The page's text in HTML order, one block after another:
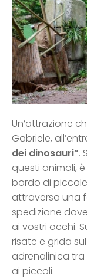
Un’attrazione
Gabriele,
dei dinosauri”.
questi animali, è
bordo di
attraversa una
spedizione
ai vostri occhi.
risate e grida sul
adrenalinica
ai piccoli.